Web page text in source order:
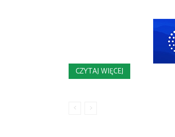
CZYTAJ WIĘCEJ